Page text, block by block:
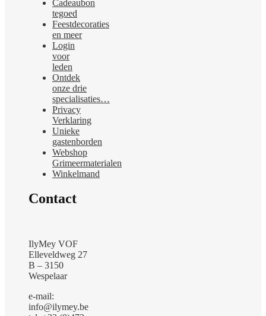
Cadeaubon
tegoed
Feestdecoraties
en meer
Login
voor
leden
Ontdek
onze drie
specialisaties…
Privacy
Verklaring
Unieke
gastenborden
Webshop
Grimeermaterialen
Winkelmand
Contact
IlyMey VOF
Elleveldweg 27
B – 3150
Wespelaar
e-mail:
info@ilymey.be